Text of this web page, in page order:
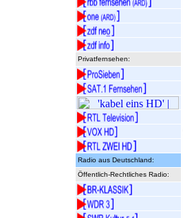
Privatfernsehen:
Radio aus Deutschland:
Öffentlich-Rechtliches Radio: